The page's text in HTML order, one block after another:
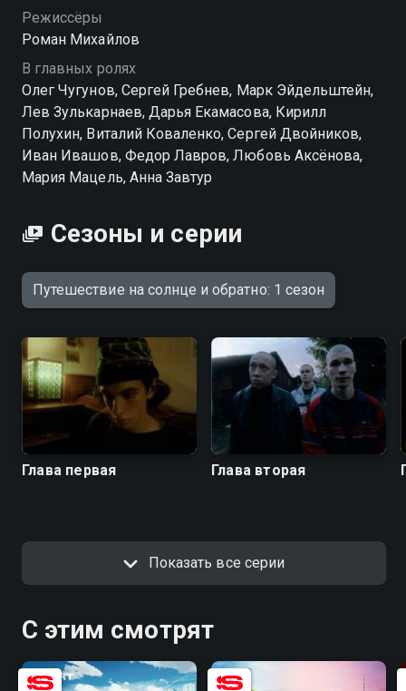
цепляют только две вещи — азарт карточной игры и
девушка Мария. Увидел её когда-то на свадьбе у
забыть с тех пор… «Путешествие на солнце и
обратно» — смотрите онлайн в хорошем качестве.
Режиссёры
Роман Михайлов
В главных ролях
Олег Чугунов, Сергей Гребнев, Марк Эйдельштейн,
Лев Зулькарнаев, Дарья Екамасова, Кирилл
Полухин, Виталий Коваленко, Сергей Двойников,
Иван Ивашов, Федор Лавров, Любовь Аксёнова,
Мария Мацель, Анна Завтур
Сезоны и серии
Путешествие на солнце и обратно: 1 сезон
Глава первая Глава вторая
Показать все серии
С этим смотрят